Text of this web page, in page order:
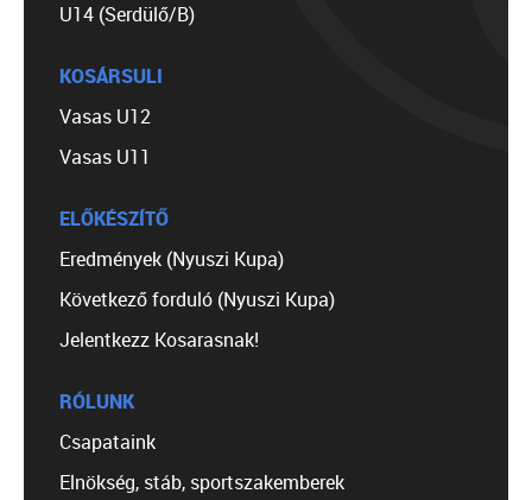
U14 (Serdülő/B)
KOSÁRSULI
Vasas U12
Vasas U11
ELŐKÉSZÍTŐ
Eredmények (Nyuszi Kupa)
Következő forduló (Nyuszi Kupa)
Jelentkezz Kosarasnak!
RÓLUNK
Csapataink
Elnökség, stáb, sportszakemberek